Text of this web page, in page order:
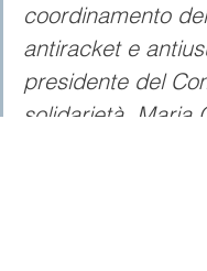
coordinamento
antiracket e
presidente del
solidarietà, Maria